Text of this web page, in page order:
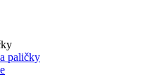
paličky